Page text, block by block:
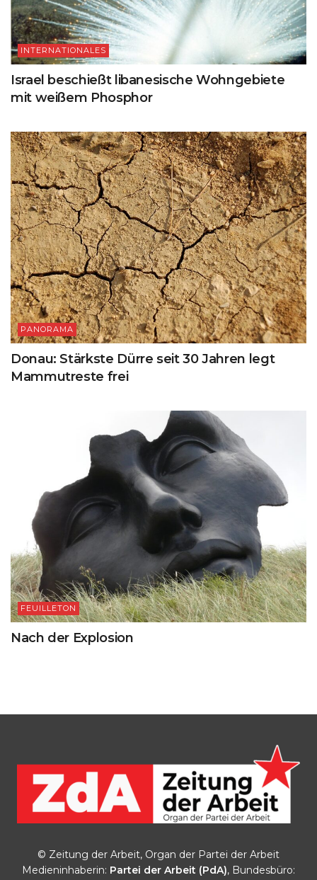
INTERNATIONALES
Israel beschießt libanesische Wohngebiete
mit weißem Phosphor
PANORAMA
Donau: Stärkste Dürre seit 30 Jahren legt
Mammutreste frei
FEUILLETON
Nach der Explosion
© Zeitung der Arbeit, Organ der Partei der Arbeit
Medieninhaberin: Partei der Arbeit (PdA), Bundesbüro: